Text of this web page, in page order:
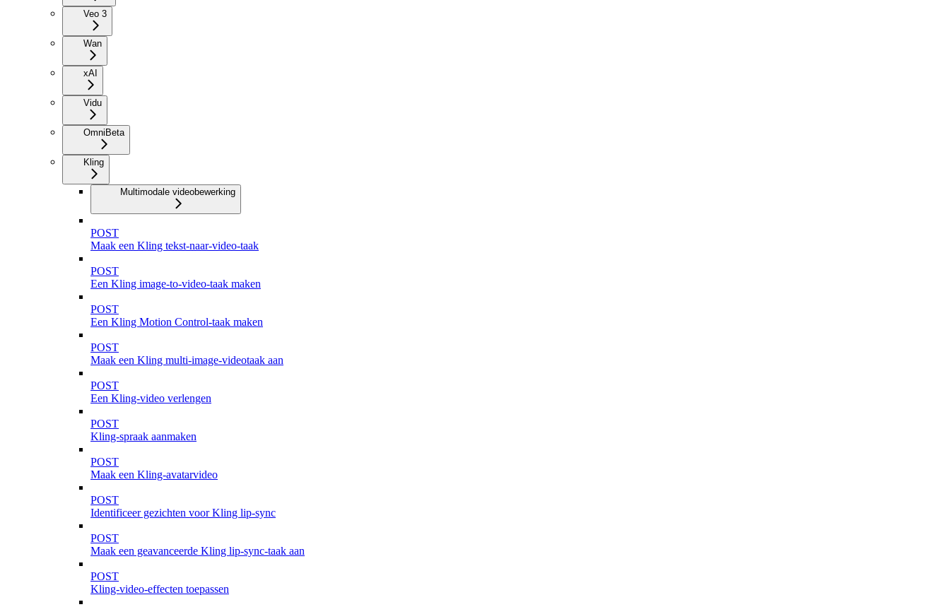
Veo 3
Wan
xAI
Vidu
Omni Beta
Kling
Multimodale videobewerking
POST
Maak een Kling tekst-naar-video-taak
POST
Een Kling image-to-video-taak maken
POST
Een Kling Motion Control-taak maken
POST
Maak een Kling multi-image-videotaak aan
POST
Een Kling-video verlengen
POST
Kling-spraak aanmaken
POST
Maak een Kling-avatarvideo
POST
Identificeer gezichten voor Kling lip-sync
POST
Maak een geavanceerde Kling lip-sync-taak aan
POST
Kling-video-effecten toepassen